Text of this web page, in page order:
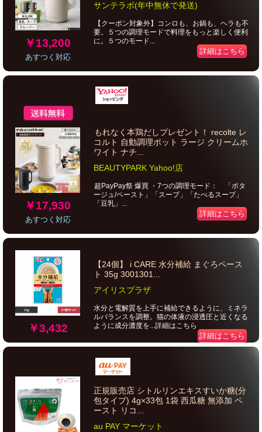
￥13,200
あすつく対応
サンテラボ(年中無休で発送)
【クーポン対象外】コンロも、お鍋も、ヘラも不
要。５つの調理モードで料理をもっと楽しく便利
に。５つのモード...
詳細はこちら
￥17,930
あすつく対応
もれなく本鶏だしプレゼント！ recolte レ
コルト 自動調理ポット ラージ クリームホ
ワイト ナチ...
BEAUTYPARK Yahoo!店
超PayPay祭 爆買 ・7つの調理モード： 「ポタ
ージュ/ペースト」「スープ」「たべるスープ」
「豆乳」...
詳細はこちら
￥3,432
【24個】 i CARE 水分補給 まぐろペース
ト 35g 3001301...
アイリスプラザ
水分と電解質を上手に補給できるように、ミネラ
ルバランスを調整。猫の体液の浸透圧と近くなる
ように成分濃度を...詳細はこちら
詳細はこちら
正規販売店 シトルリンエキスすいか糖(分
包タイプ) 4g×33包 1袋 西瓜糖 無添加 ペ
ースト リコ...
au PAY マーケット